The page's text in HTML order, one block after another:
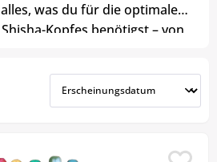
was du für die optimale
Kopfes benötigst – von
Das richtige Zubehör
Hitzeverteilung,
und trägt zu einem